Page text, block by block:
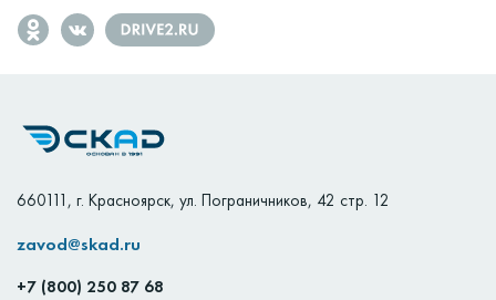
660111 , г. Красноярск, ул. Пограничников, 42 стр. 12
zavod@skad.ru
+7 (800) 250 87 68